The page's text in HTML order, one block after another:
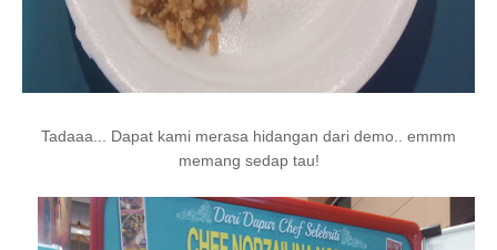
Tadaaa... Dapat kami merasa hidangan dari demo.. emmm
memang sedap tau!